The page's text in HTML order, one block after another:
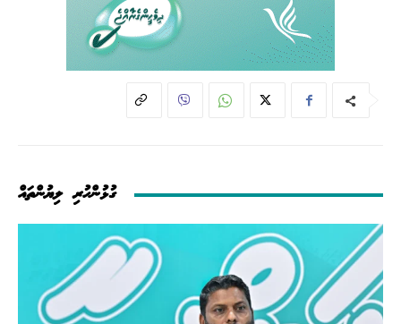
ގުޅުންހުރި ލިޔުންތައް